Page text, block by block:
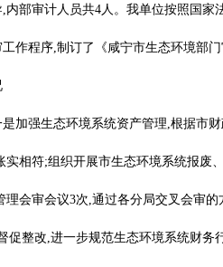
内部审计人员共4人。我单位按照国
作程序,制订了《咸宁市生态环境部
加强生态环境系统资产管理,根据市
实相符;组织开展市生态环境系统报废
理会审会议3次,通过各分局交叉会审
促整改,进一步规范生态环境系统财